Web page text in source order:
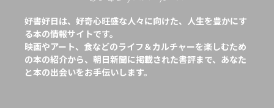
好書好日は、好奇心旺盛な人々に向けた、人生を豊かにす
る本の情報サイトです。
映画やアート、食などのライフ＆カルチャーを楽しむため
の本の紹介から、朝日新聞に掲載された書評まで、あなた
と本の出会いをお手伝いします。